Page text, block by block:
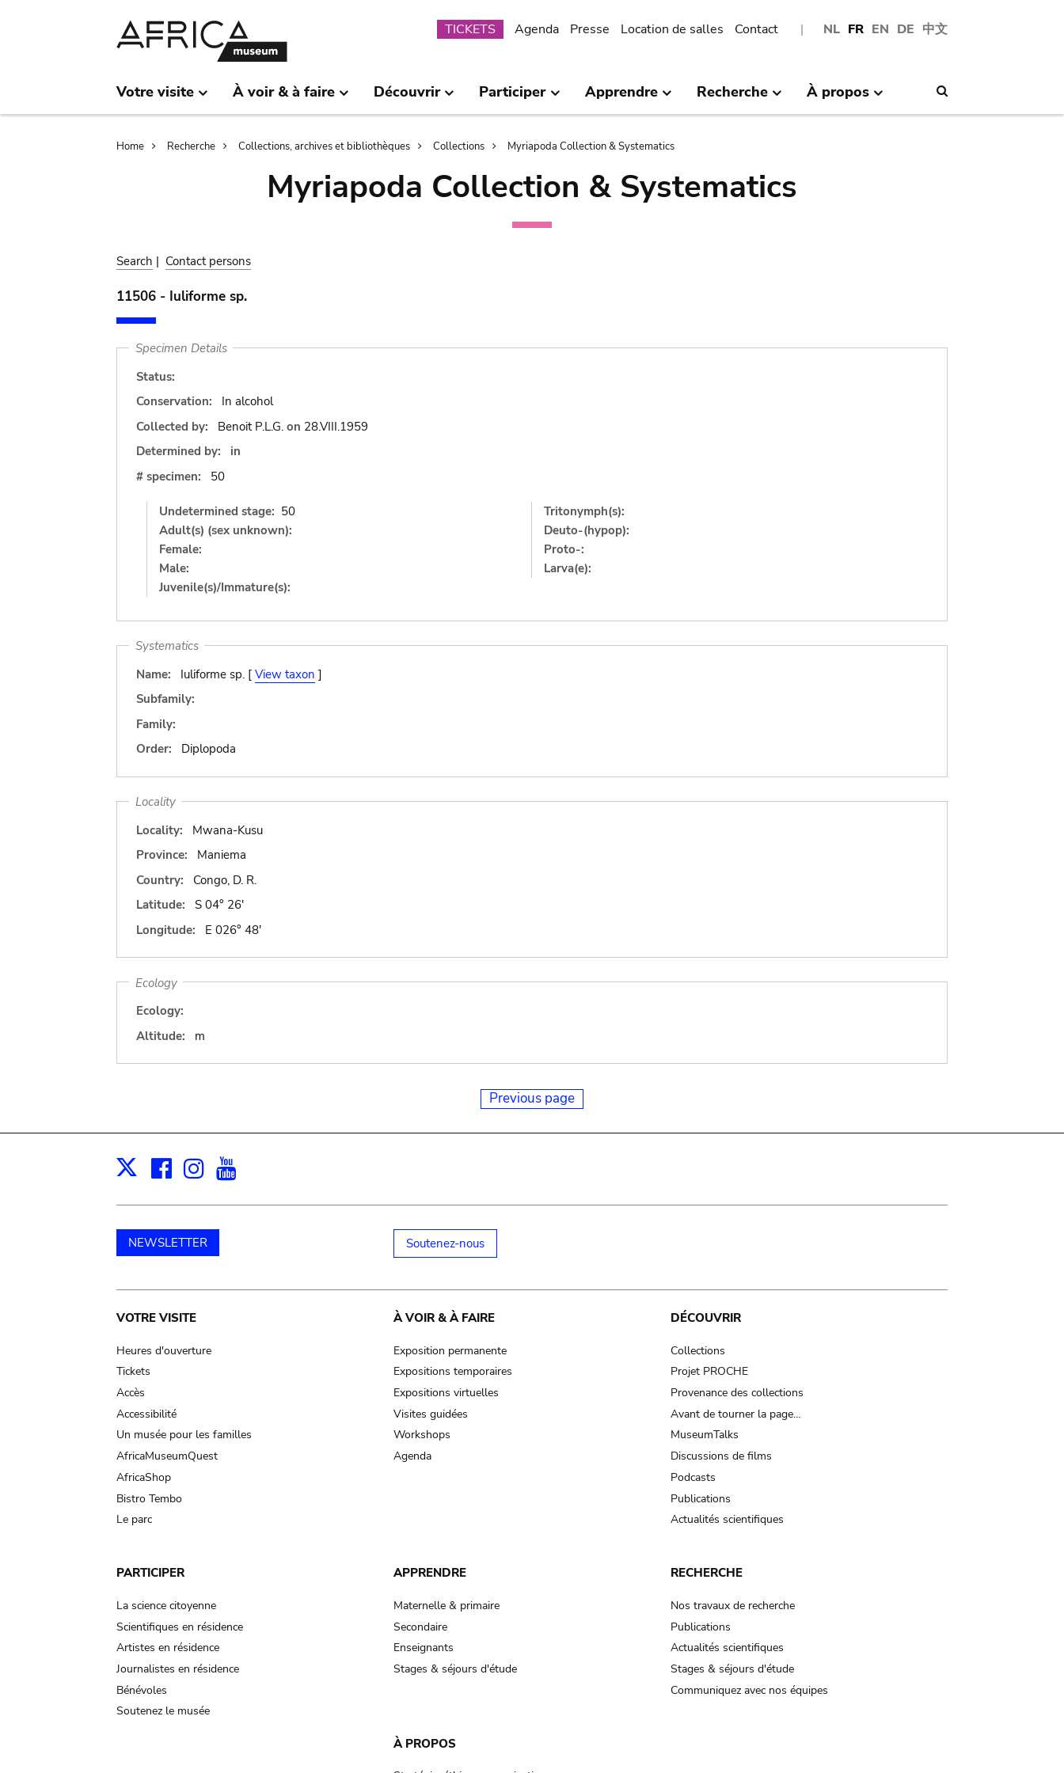
NL FR EN DE 中文
Submenu
TICKETS Agenda Presse Location de salles Contact
Votre visite À voir & à faire Découvrir Participer Apprendre Recherche À propos
Breadcrumb
Home Recherche Collections, archives et bibliothèques Collections Myriapoda Collection & Systematics
Myriapoda Collection & Systematics
Search | Contact persons
11506 - Iuliforme sp.
Specimen Details
Status:
Conservation:
In alcohol
Collected by:
Benoit P.L.G. on 28.VIII.1959
Determined by:
in
# specimen:
50
Undetermined stage: 50
Adult(s) (sex unknown):
Female:
Male:
Juvenile(s)/Immature(s):
Tritonymph(s):
Deuto-(hypop):
Proto-:
Larva(e):
Systematics
Name:
Iuliforme sp. [ View taxon ]
Subfamily:
Family:
Order:
Diplopoda
Locality
Locality:
Mwana-Kusu
Province:
Maniema
Country:
Congo, D. R.
Latitude:
S 04° 26'
Longitude:
E 026° 48'
Ecology
Ecology:
Altitude:
m
Previous page
X Facebook
Instagram
NEWSLETTER Soutenez-nous
Main
navigation
VOTRE VISITE
Heures d'ouverture
Tickets
Accès
Accessibilité
Un musée pour les familles
AfricaMuseumQuest
AfricaShop
Bistro Tembo
Le parc
À VOIR & À FAIRE
Exposition permanente
Expositions temporaires
Expositions virtuelles
Visites guidées
Workshops
Agenda
DÉCOUVRIR
Collections
Projet PROCHE
Provenance des collections
Avant de tourner la page…
MuseumTalks
Discussions de films
Podcasts
Publications
Actualités scientifiques
PARTICIPER
La science citoyenne
Scientifiques en résidence
Artistes en résidence
Journalistes en résidence
Bénévoles
Soutenez le musée
APPRENDRE
Maternelle & primaire
Secondaire
Enseignants
Stages & séjours d'étude
RECHERCHE
Nos travaux de recherche
Publications
Actualités scientifiques
Stages & séjours d'étude
Communiquez avec nos équipes
À PROPOS